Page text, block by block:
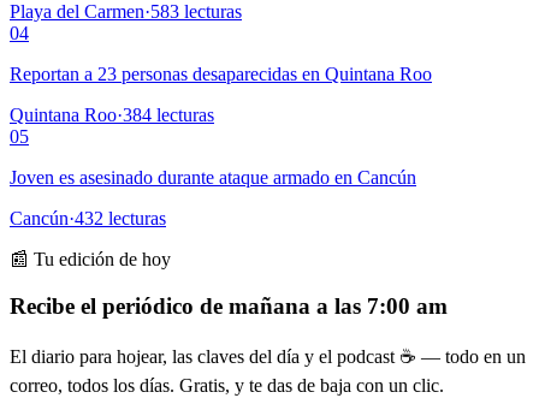
Playa del Carmen·583 lecturas
04
Reportan a 23 personas desaparecidas en Quintana Roo
Quintana Roo·384 lecturas
05
Joven es asesinado durante ataque armado en Cancún
Cancún·432 lecturas
📰 Tu edición de hoy
Recibe el periódico de mañana a las 7:00 am
El diario para hojear, las claves del día y el podcast ☕ — todo en un
correo, todos los días. Gratis, y te das de baja con un clic.